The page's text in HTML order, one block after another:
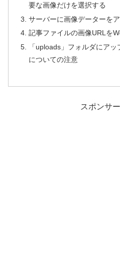
要な画像だけを選択する
サーバーに画像データーを
記事ファイルの画像URLを
「uploads」フォルダにア
についての注意
スポンサ